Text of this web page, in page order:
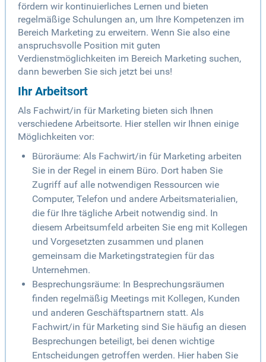
fördern wir kontinuierliches Lernen und bieten
regelmäßige Schulungen an, um Ihre Kompetenzen im
Bereich Marketing zu erweitern. Wenn Sie also eine
anspruchsvolle Position mit guten
Verdienstmöglichkeiten im Bereich Marketing suchen,
dann bewerben Sie sich jetzt bei uns!
Ihr Arbeitsort
Als Fachwirt/in für Marketing bieten sich Ihnen
verschiedene Arbeitsorte. Hier stellen wir Ihnen einige
Möglichkeiten vor:
Büroräume: Als Fachwirt/in für Marketing arbeiten
Sie in der Regel in einem Büro. Dort haben Sie
Zugriff auf alle notwendigen Ressourcen wie
Computer, Telefon und andere Arbeitsmaterialien,
die für Ihre tägliche Arbeit notwendig sind. In
diesem Arbeitsumfeld arbeiten Sie eng mit Kollegen
und Vorgesetzten zusammen und planen
gemeinsam die Marketingstrategien für das
Unternehmen.
Besprechungsräume: In Besprechungsräumen
finden regelmäßig Meetings mit Kollegen, Kunden
und anderen Geschäftspartnern statt. Als
Fachwirt/in für Marketing sind Sie häufig an diesen
Besprechungen beteiligt, bei denen wichtige
Entscheidungen getroffen werden. Hier haben Sie